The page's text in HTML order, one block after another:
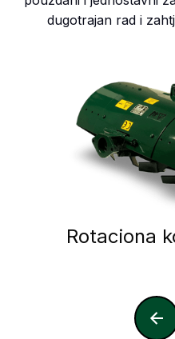
dugotrajan rad i
Rotaciona